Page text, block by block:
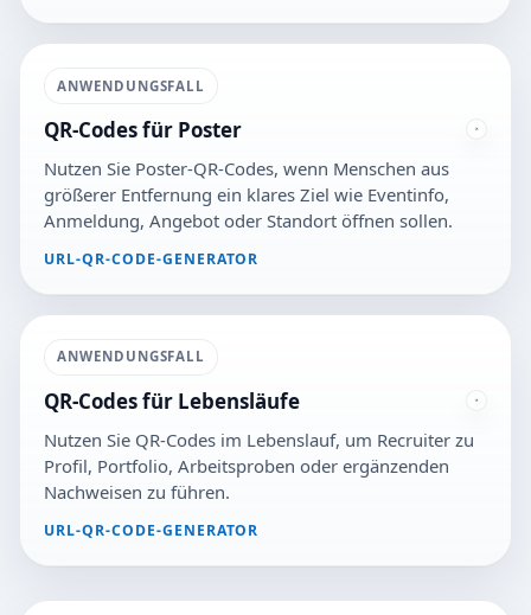
ANWENDUNGSFALL
QR-Codes für Poster
Nutzen Sie Poster-QR-Codes, wenn Menschen aus
größerer Entfernung ein klares Ziel wie Eventinfo,
Anmeldung, Angebot oder Standort öffnen sollen.
URL-QR-CODE-GENERATOR
ANWENDUNGSFALL
QR-Codes für Lebensläufe
Nutzen Sie QR-Codes im Lebenslauf, um Recruiter zu
Profil, Portfolio, Arbeitsproben oder ergänzenden
Nachweisen zu führen.
URL-QR-CODE-GENERATOR